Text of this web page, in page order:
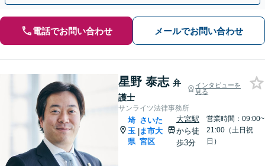
電話でお問い合わせ メールでお問い合わせ
星野 泰志 弁
護士
インタビューを
見る
サンライツ法律事務所
埼
玉
県
|
さいた
ま市大
宮区
大宮駅
から徒
歩3分
営業時間：09:00~
21:00（土日祝
日）